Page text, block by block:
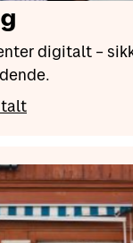
digitalt –